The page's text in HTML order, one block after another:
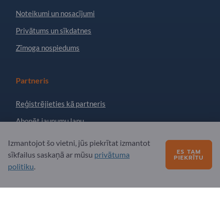
Noteikumi un nosacījumi
Privātums un sīkdatnes
Zīmoga nospiedums
Partneris
Reģistrējieties kā partneris
Abonēt jaunumu lapu
Jautājumi?
Izmantojot šo vietni, jūs piekrītat izmantot
sīkfailus saskaņā ar mūsu privātuma
politiku.
ES TAM
PIEKRĪTU